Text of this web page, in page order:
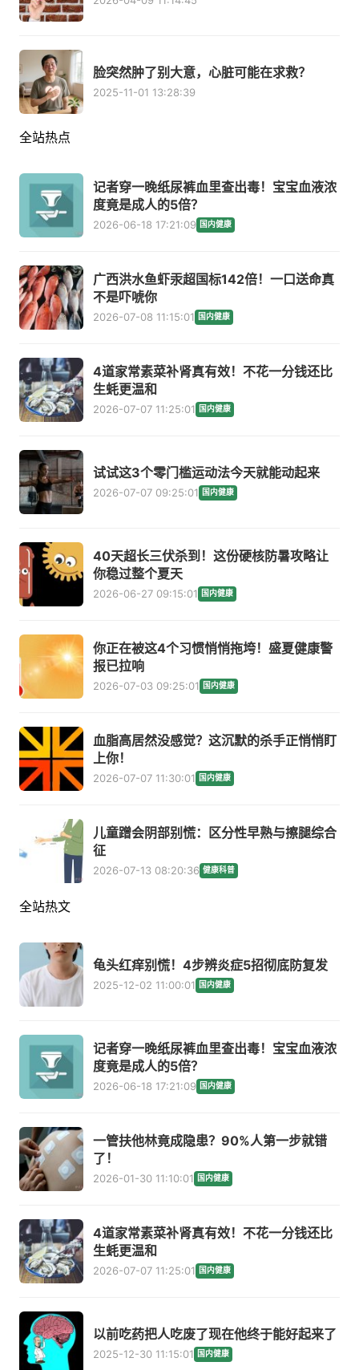
脸突然肿了别大意，心脏可能在求救？
2025-11-01 13:28:39
全站热点
记者穿一晚纸尿裤血里查出毒！宝宝血液浓
度竟是成人的5倍？
2026-06-18 17:21:09 国内健康
广西洪水鱼虾汞超国标142倍！一口送命真
不是吓唬你
2026-07-08 11:15:01 国内健康
4道家常素菜补肾真有效！不花一分钱还比
生蚝更温和
2026-07-07 11:25:01 国内健康
试试这3个零门槛运动法今天就能动起来
2026-07-07 09:25:01 国内健康
40天超长三伏杀到！这份硬核防暑攻略让
你稳过整个夏天
2026-06-27 09:15:01 国内健康
你正在被这4个习惯悄悄拖垮！盛夏健康警
报已拉响
2026-07-03 09:25:01 国内健康
血脂高居然没感觉？这沉默的杀手正悄悄盯
上你！
2026-07-07 11:30:01 国内健康
儿童蹭会阴部别慌：区分性早熟与擦腿综合
征
2026-07-13 08:20:36 健康科普
全站热文
龟头红痒别慌！4步辨炎症5招彻底防复发
2025-12-02 11:00:01 国内健康
记者穿一晚纸尿裤血里查出毒！宝宝血液浓
度竟是成人的5倍？
2026-06-18 17:21:09 国内健康
一管扶他林竟成隐患？90%人第一步就错
了！
2026-01-30 11:10:01 国内健康
4道家常素菜补肾真有效！不花一分钱还比
生蚝更温和
2026-07-07 11:25:01 国内健康
以前吃药把人吃废了现在他终于能好起来了
2025-12-30 11:15:01 国内健康